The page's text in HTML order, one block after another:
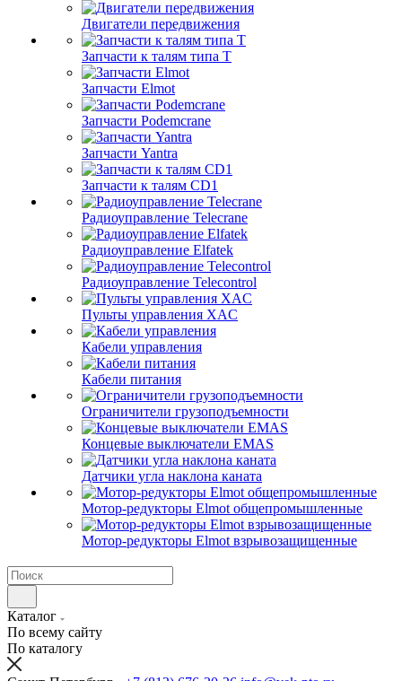
Двигатели передвижения
Запчасти к талям типа Т
Запчасти Elmot
Запчасти Podemcrane
Запчасти Yantra
Запчасти к талям CD1
Радиоуправление Telecrane
Радиоуправление Elfatek
Радиоуправление Telecontrol
Пульты управления XAC
Кабели управления
Кабели питания
Ограничители грузоподъемности
Концевые выключатели EMAS
Датчики угла наклона каната
Мотор-редукторы Elmot общепромышленные
Мотор-редукторы Elmot взрывозащищенные
Каталог
По всему сайту
По каталогу